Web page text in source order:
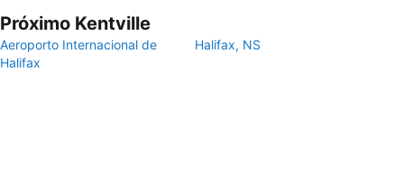
Próximo Kentville
Aeroporto Internacional de
Halifax
Halifax, NS